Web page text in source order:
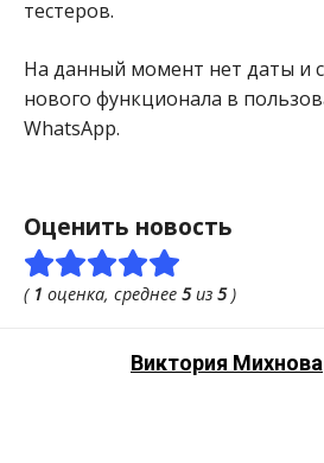
тестеров.
На данный момент нет даты и
нового функционала в
WhatsApp.
Оценить новость
( 1 оценка, среднее 5из 5)
Виктория Михнова